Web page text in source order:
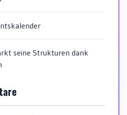
seine Strukturen dank